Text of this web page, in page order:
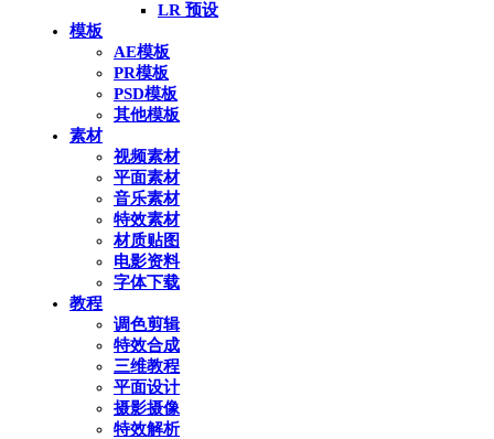
LR 预设
模板
AE模板
PR模板
PSD模板
其他模板
素材
视频素材
平面素材
音乐素材
特效素材
材质贴图
电影资料
字体下载
教程
调色剪辑
特效合成
三维教程
平面设计
摄影摄像
特效解析